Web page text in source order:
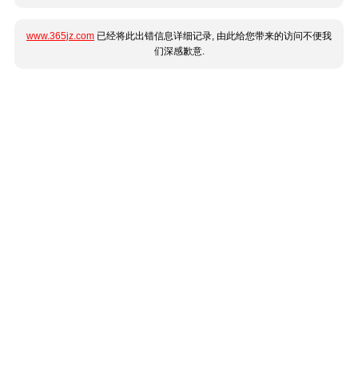
www.365jz.com 已经将此出错信息详细记录, 由此给您带来的访问不便我
们深感歉意.